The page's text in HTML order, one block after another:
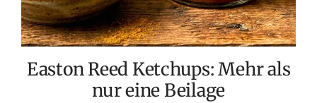
Easton Reed Ketchups: Mehr als
nur eine Beilage